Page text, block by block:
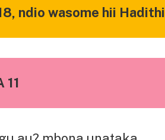
ndio wasome hii Hadithi
11